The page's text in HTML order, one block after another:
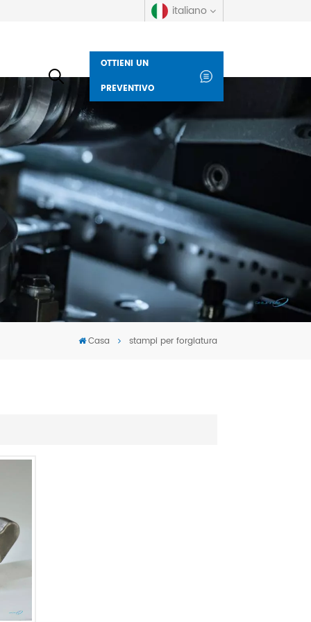
italiano
русский
español
العربية
Deutsch
italiano
français
Indonesia
OTTIENI UN
PREVENTIVO
Casa stampi per forgiatura